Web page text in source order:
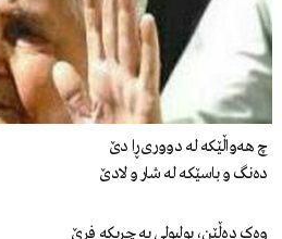
چ هەواڵێکە لە دووری ڕا دێ
دەنگ و باسێکە لە شار و لادێ
وەک دەڵێن، بولبولی بە چریکە فرێ